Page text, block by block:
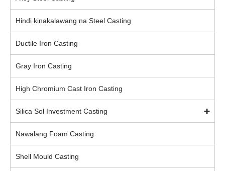
Hindi kinakalawang na Steel Casting
Ductile Iron Casting
Gray Iron Casting
High Chromium Cast Iron Casting
Silica Sol Investment Casting
Nawalang Foam Casting
Shell Mould Casting